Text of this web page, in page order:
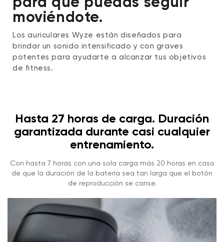
moviéndote.
Los auriculares Wyze están diseñados para
brindar un sonido intensificado y con graves
potentes para ayudarte a alcanzar tus objetivos
de fitness.
Hasta 27 horas de carga. Duración
garantizada durante casi cualquier
entrenamiento.
Con hasta 7 horas con una sola carga más 20 horas en caso
de que la duración de la batería sea tan larga que el botón
de reproducción se canse.